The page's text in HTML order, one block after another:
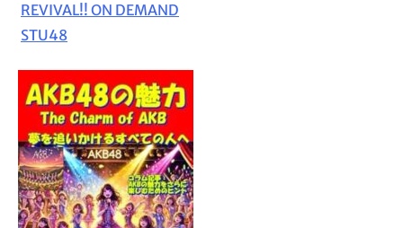
REVIVAL!! ON DEMAND
STU48